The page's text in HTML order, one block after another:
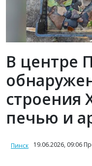
В центре
строения
печью и
Пинск 19.06.2026, 09:06